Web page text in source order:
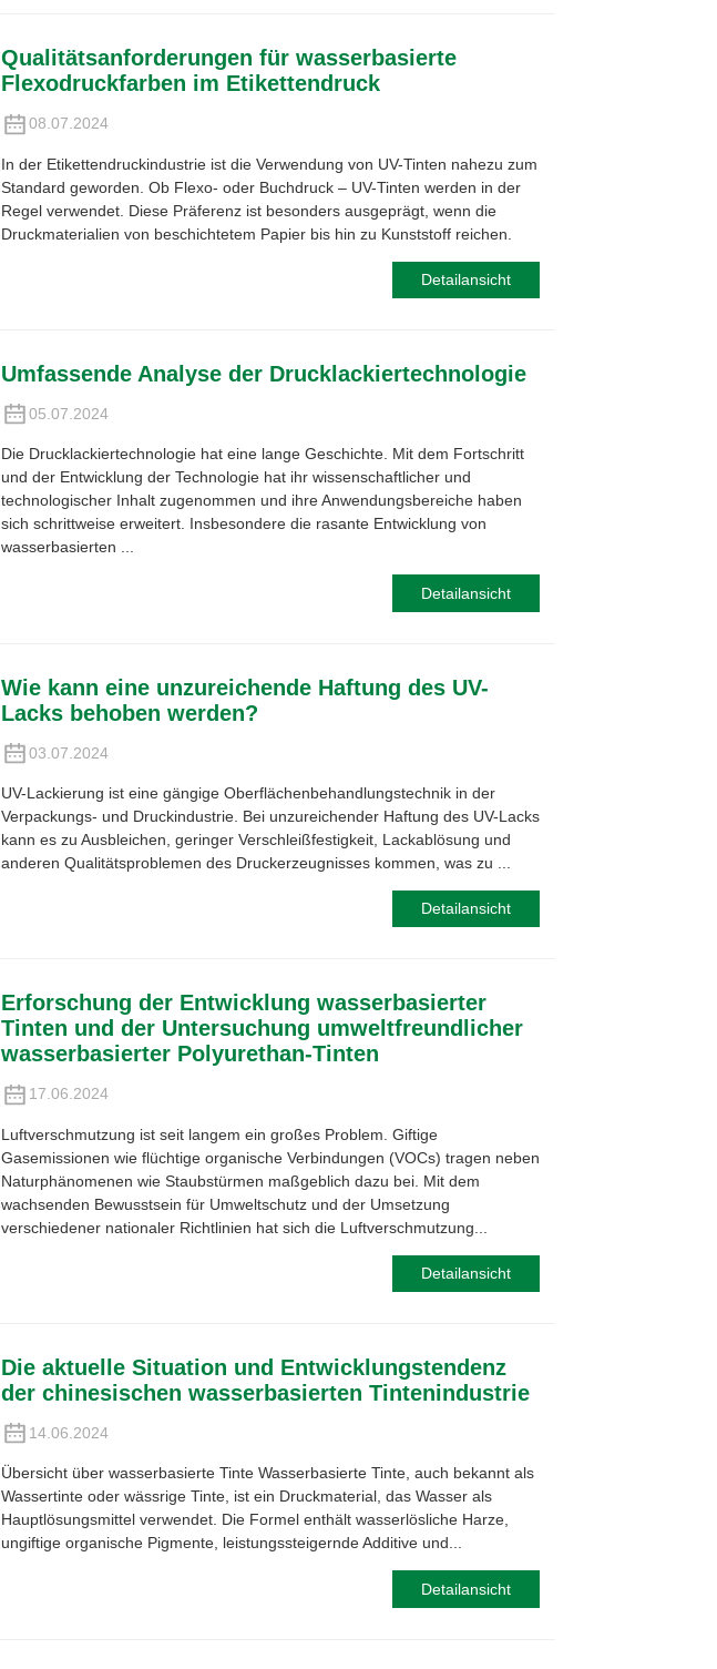
Qualitätsanforderungen für wasserbasierte
Flexodruckfarben im Etikettendruck
08.07.2024
In der Etikettendruckindustrie ist die Verwendung von UV-Tinten nahezu zum
Standard geworden. Ob Flexo- oder Buchdruck – UV-Tinten werden in der
Regel verwendet. Diese Präferenz ist besonders ausgeprägt, wenn die
Druckmaterialien von beschichtetem Papier bis hin zu Kunststoff reichen.
Detailansicht
Umfassende Analyse der Drucklackiertechnologie
05.07.2024
Die Drucklackiertechnologie hat eine lange Geschichte. Mit dem Fortschritt
und der Entwicklung der Technologie hat ihr wissenschaftlicher und
technologischer Inhalt zugenommen und ihre Anwendungsbereiche haben
sich schrittweise erweitert. Insbesondere die rasante Entwicklung von
wasserbasierten ...
Detailansicht
Wie kann eine unzureichende Haftung des UV-
Lacks behoben werden?
03.07.2024
UV-Lackierung ist eine gängige Oberflächenbehandlungstechnik in der
Verpackungs- und Druckindustrie. Bei unzureichender Haftung des UV-Lacks
kann es zu Ausbleichen, geringer Verschleißfestigkeit, Lackablösung und
anderen Qualitätsproblemen des Druckerzeugnisses kommen, was zu ...
Detailansicht
Erforschung der Entwicklung wasserbasierter
Tinten und der Untersuchung umweltfreundlicher
wasserbasierter Polyurethan-Tinten
17.06.2024
Luftverschmutzung ist seit langem ein großes Problem. Giftige
Gasemissionen wie flüchtige organische Verbindungen (VOCs) tragen neben
Naturphänomenen wie Staubstürmen maßgeblich dazu bei. Mit dem
wachsenden Bewusstsein für Umweltschutz und der Umsetzung
verschiedener nationaler Richtlinien hat sich die Luftverschmutzung...
Detailansicht
Die aktuelle Situation und Entwicklungstendenz
der chinesischen wasserbasierten Tintenindustrie
14.06.2024
Übersicht über wasserbasierte Tinte Wasserbasierte Tinte, auch bekannt als
Wassertinte oder wässrige Tinte, ist ein Druckmaterial, das Wasser als
Hauptlösungsmittel verwendet. Die Formel enthält wasserlösliche Harze,
ungiftige organische Pigmente, leistungssteigernde Additive und...
Detailansicht